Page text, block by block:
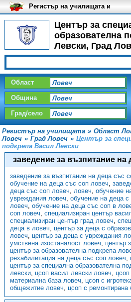
Център за
образователна
Левски, Град
Регистър на училищата и
университетите в България
Област
Община
Град/село
Регистър на училищата » Област
Ловеч » Град Ловеч » Център за
подкрепа Васил Левски
заведение за възпитание на
заведение за възпитание на деца със
обучение на деца със соп ловеч,
деца със соп ловеч, ловеч, обучение
увреждания ловеч, обучение на деца с
ловеч, обучение на деца със соп в
соп ловеч, специализиран център
специализиран център град ловеч,
деца в ловеч, център за деца с
ловеч, център за деца с увреждания
умствена изостаналост ловеч, център
център за образователна подкрепа
рехабилитация на деца със соп ловеч,
център за специална образователна
левски, цсоп васил левски ловеч,
материална база ловеч, цсоп с
общежитие ловеч, цсоп с ремонтирана